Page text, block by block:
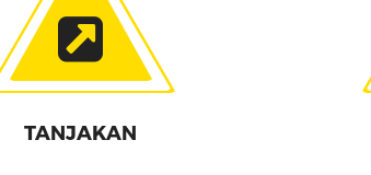
TANJAKAN